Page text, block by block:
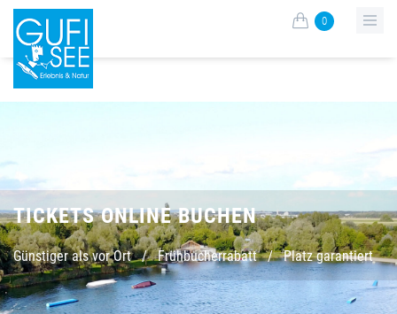
0
TICKETS ONLINE BUCHEN
Günstiger als vor Ort / Frühbucherrabatt / Platz garantiert